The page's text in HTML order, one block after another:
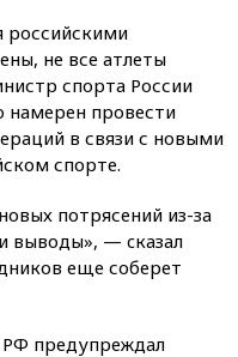
российскими
не все атлеты
спорта России
провести
в связи с новыми
спорте.
потрясений из-за
выводы», — cказал
еще соберет
предупреждал